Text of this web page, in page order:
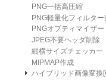
PNG一括高圧縮
PNG軽量化フィルタ
PNGオプティマイザー
JPEG不要ヘッダ削除
縦横サイズチェッカー
MIPMAP作成
ハイブリッド画像変換